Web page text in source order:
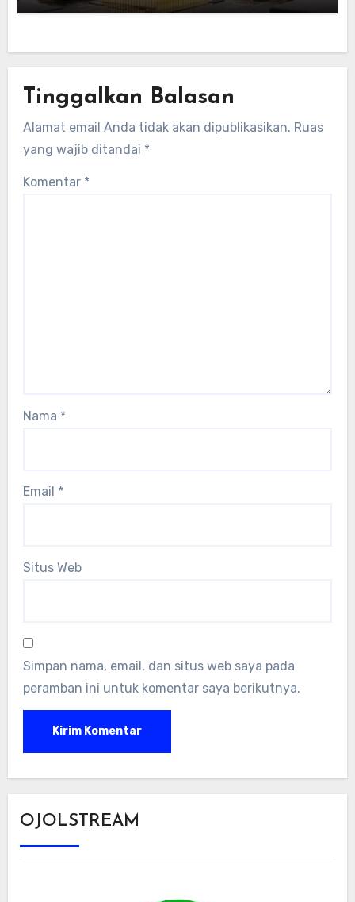
Tinggalkan Balasan
Alamat email Anda tidak akan dipublikasikan. Ruas
yang wajib ditandai *
Komentar *
Nama *
Email *
Situs Web
Simpan nama, email, dan situs web saya pada
peramban ini untuk komentar saya berikutnya.
OJOLSTREAM